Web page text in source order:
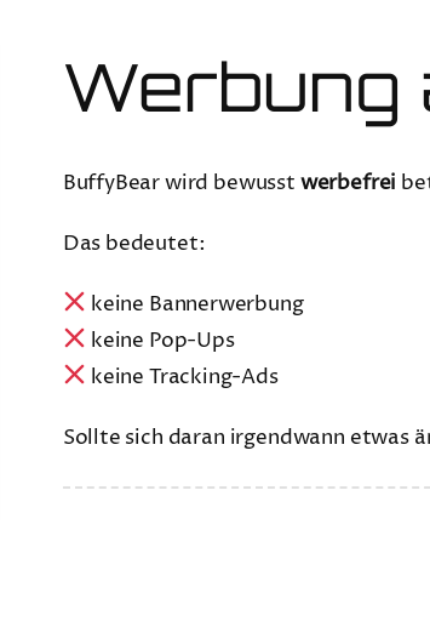
Werbung
BuffyBear wird bewusst werbefrei
Das bedeutet:
keine Bannerwerbung
keine Pop-Ups
keine Tracking-Ads
Sollte sich daran irgendwann etwas